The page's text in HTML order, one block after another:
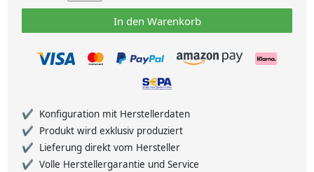
In den Warenkorb
Konfiguration mit Herstellerdaten
Produkt wird exklusiv produziert
Lieferung direkt vom Hersteller
Volle Herstellergarantie und Service